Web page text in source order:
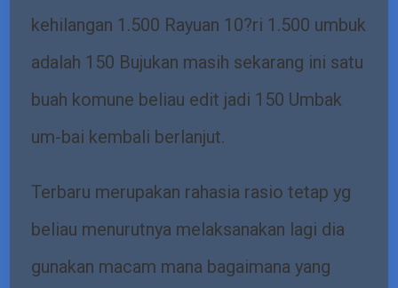
kehilangan 1.500 Rayuan 10?ri 1.500 umbuk
adalah 150 Bujukan masih sekarang ini satu
buah komune beliau edit jadi 150 Umbak
um-bai kembali berlanjut.
Terbaru merupakan rahasia rasio tetap yg
beliau menurutnya melaksanakan lagi dia
gunakan macam mana bagaimana yang